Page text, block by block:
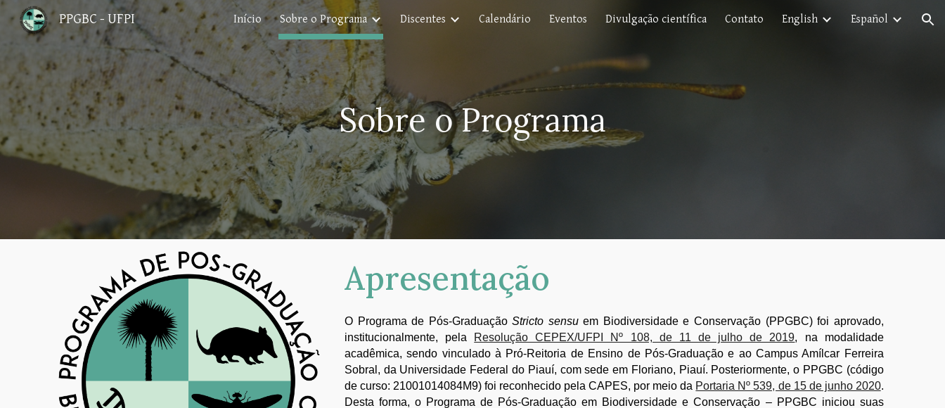
Skip to main content Skip to navigation
PPGBC - UFPI Início Sobre o Programa Discentes Calendário Eventos Divulgação científica Contato English Español
Sobre o Programa
Apresentação
O Programa de Pós-GraduaçãoStricto sensuem Biodiversidade e Conservação (PPGBC)foi aprovado,
institucionalmente, pela Resolução CEPEX/UFPI Nº 108, de 11 de julho de 2019,
na modalidade
acadêmica, sendo vinculado à Pró-Reitoria de Ensino de Pós-Graduação e ao Campus Amílcar Ferreira
Sobral, da Universidade Federal do Piauí, com sede em Floriano, Piauí. Posteriormente, o PPGBC (código
de curso: 21001014084M9) foi reconhecido pela CAPES, por meio da Portaria Nº 539, de 15 de junho 2020.
Desta forma, o Programa de Pós-Graduação em Biodiversidade e Conservação – PPGBC iniciou suas